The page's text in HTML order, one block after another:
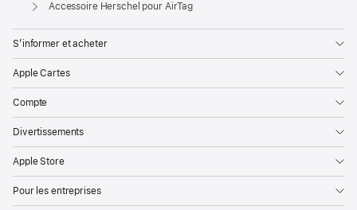
Accessoire Herschel pour AirTag
S’informer et acheter
Apple Cartes
Compte
Divertissements
Apple Store
Pour les entreprises